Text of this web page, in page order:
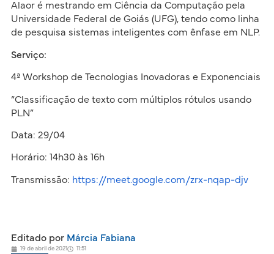
Alaor é mestrando em Ciência da Computação pela
Universidade Federal de Goiás (UFG), tendo como linha
de pesquisa sistemas inteligentes com ênfase em NLP.
Serviço:
4ª Workshop de Tecnologias Inovadoras e Exponenciais
“Classificação de texto com múltiplos rótulos usando
PLN”
Data: 29/04
Horário: 14h30 às 16h
Transmissão: https://meet.google.com/zrx-nqap-djv
Editado porMárcia Fabiana
19 de abril de 2021 11:51